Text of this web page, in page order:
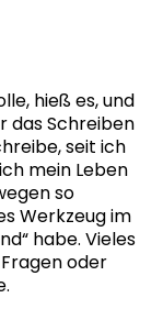
hieß es, und
das Schreiben
seit ich
mein Leben
so
Werkzeug im
habe. Vieles
oder